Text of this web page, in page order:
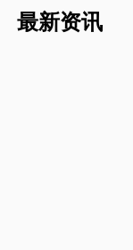
最新资讯